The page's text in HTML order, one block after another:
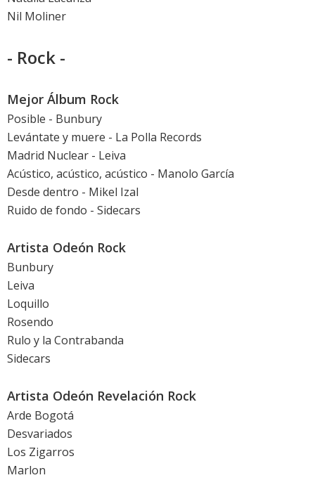
Nil Moliner
- Rock -
Mejor Álbum Rock
Posible - Bunbury
Levántate y muere - La Polla Records
Madrid Nuclear - Leiva
Acústico, acústico, acústico - Manolo García
Desde dentro - Mikel Izal
Ruido de fondo - Sidecars
Artista Odeón Rock
Bunbury
Leiva
Loquillo
Rosendo
Rulo y la Contrabanda
Sidecars
Artista Odeón Revelación Rock
Arde Bogotá
Desvariados
Los Zigarros
Marlon